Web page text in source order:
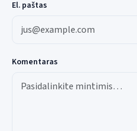
El. paštas
Komentaras